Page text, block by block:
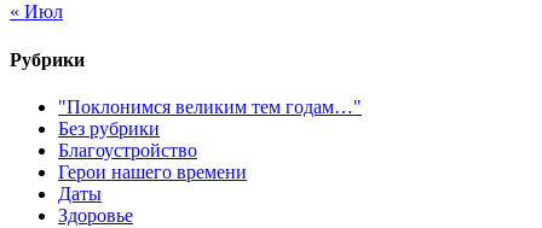
« Июл
Рубрики
"Поклонимся великим тем годам…"
Без рубрики
Благоустройство
Герои нашего времени
Даты
Здоровье